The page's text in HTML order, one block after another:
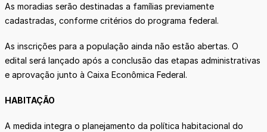
As moradias serão destinadas a famílias previamente
cadastradas, conforme critérios do programa federal.
As inscrições para a população ainda não estão abertas. O
edital será lançado após a conclusão das etapas administrativas
e aprovação junto à Caixa Econômica Federal.
HABITAÇÃO
A medida integra o planejamento da política habitacional do